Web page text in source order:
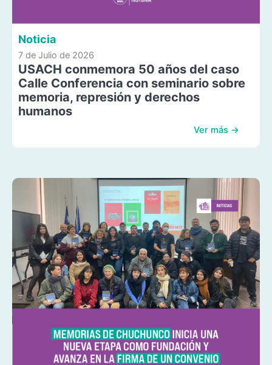
Noticia
7 de Julio de 2026
USACH conmemora 50 años del caso
Calle Conferencia con seminario sobre
memoria, represión y derechos
humanos
Ver más →